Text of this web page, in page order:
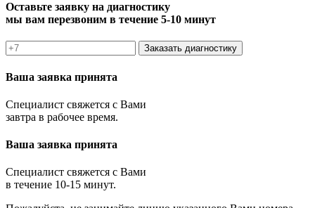
Оставьте заявку на диагностику
мы вам перезвоним в течение 5-10 минут
Заказать диагностику
Ваша заявка принята
Специалист свяжется с Вами
завтра в рабочее время.
Ваша заявка принята
Специалист свяжется с Вами
в течение 10-15 минут.